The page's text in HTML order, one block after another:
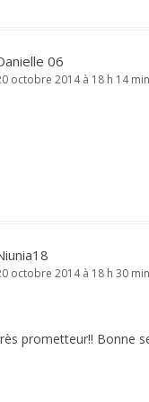
06
octobre 2014 à 18 h 14 min
octobre 2014 à 18 h 30 min
prometteur!! Bonne